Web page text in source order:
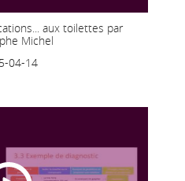
aux toilettes par
Michel
04-14